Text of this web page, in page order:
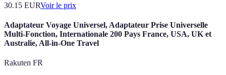
30.15 EURVoir le prix
Adaptateur Voyage Universel, Adaptateur Prise Universelle
Multi-Fonction, Internationale 200 Pays France, USA, UK et
Australie, All-in-One Travel
Rakuten FR